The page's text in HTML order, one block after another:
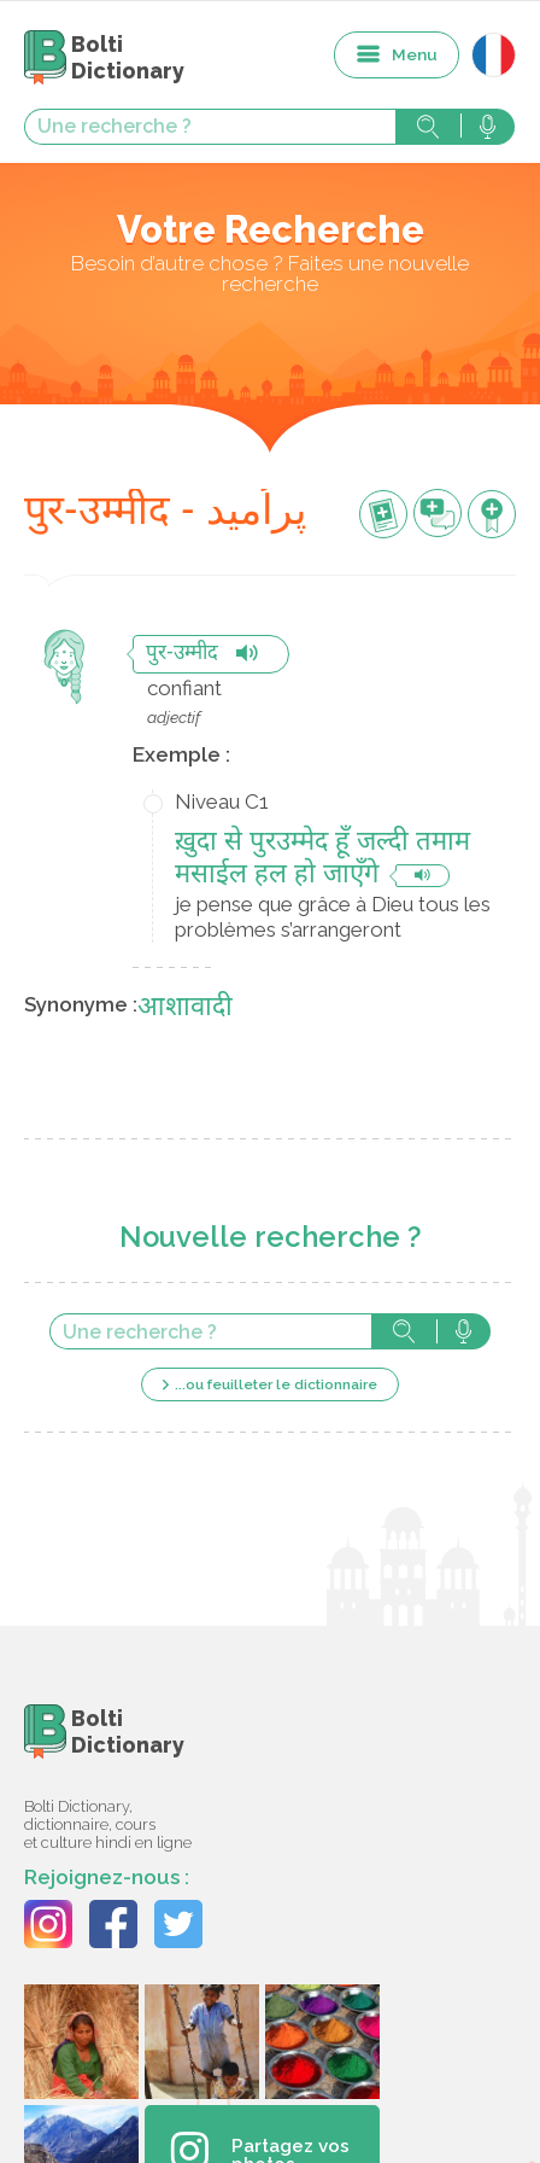
Bolti
Dictionary
Menu
Votre Recherche
Besoin d’autre chose ? Faites une nouvelle
recherche
पुर-उम्मीद - پراُمید
पुर-उम्मीद
confiant
adjectif
Exemple :
Niveau C1
ख़ुदा से पुरउम्मेद हूँ जल्दी तमाम
मसाईल हल हो जाएँगे
je pense que grâce à Dieu tous les
problèmes s’arrangeront
Synonyme :आशावादी
Nouvelle recherche ?
...ou feuilleter le dictionnaire
Bolti
Dictionary
Bolti Dictionary,
dictionnaire, cours
et culture hindi en ligne
Rejoignez-nous :
Partagez vos